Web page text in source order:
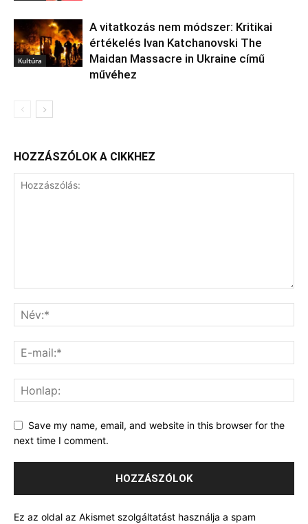
Kultúra
A vitatkozás nem módszer: Kritikai
értékelés Ivan Katchanovski The
Maidan Massacre in Ukraine című
művéhez
HOZZÁSZÓLOK A CIKKHEZ
Save my name, email, and website in this browser for the
next time I comment.
Ez az oldal az Akismet szolgáltatást használja a spam